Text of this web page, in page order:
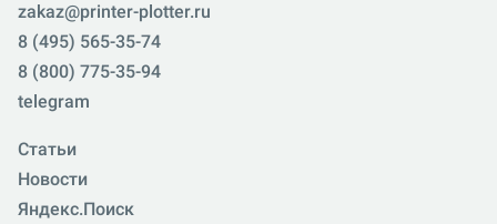
zakaz@printer-plotter.ru
8 (495) 565-35-74
8 (800) 775-35-94
telegram
Статьи
Новости
Яндекс.Поиск